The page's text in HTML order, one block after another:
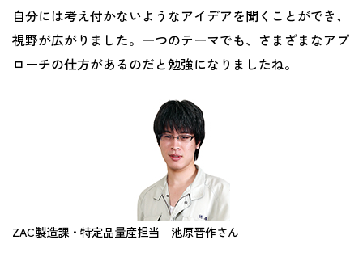
自分には考え付かないようなアイデアを聞くことができ、
視野が広がりました。一つのテーマでも、さまざまなアプ
ローチの仕方があるのだと勉強になりましたね。
ZAC製造課・特定品量産担当 池原晋作さん